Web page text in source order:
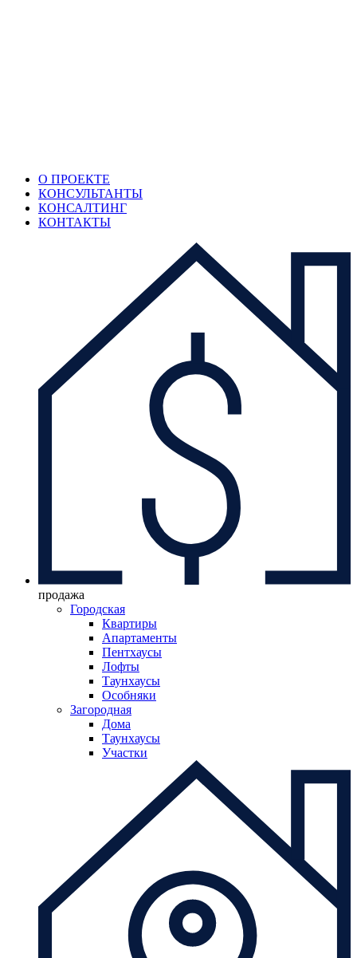
О ПРОЕКТЕ
КОНСУЛЬТАНТЫ
КОНСАЛТИНГ
КОНТАКТЫ
продажа
Городская
Квартиры
Апартаменты
Пентхаусы
Лофты
Таунхаусы
Особняки
Загородная
Дома
Таунхаусы
Участки